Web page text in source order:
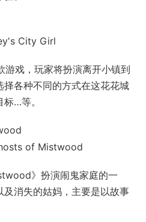
游戏，玩家将扮演离开小镇到
各种不同的方式在这花花城
…等。
》扮演闹鬼家庭的一
及消失的姑妈，主要是以故事